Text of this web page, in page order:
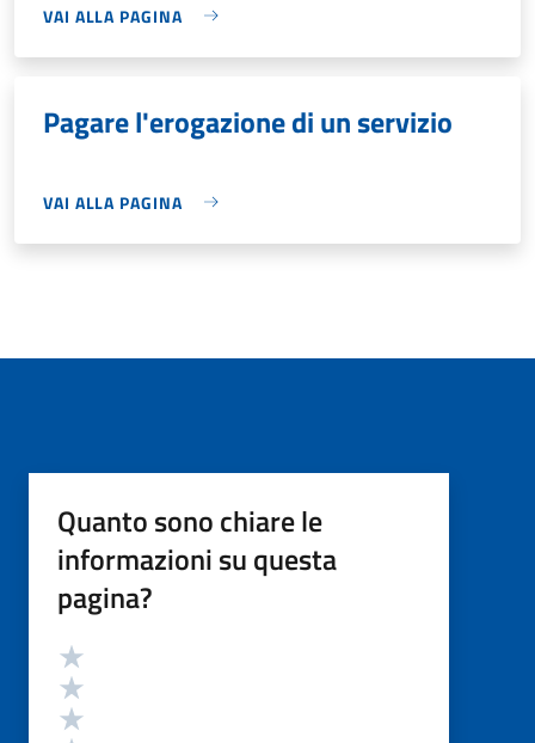
VAI ALLA PAGINA
Pagare l'erogazione di un servizio
VAI ALLA PAGINA
Quanto sono chiare le
informazioni su questa
pagina?
Valutazione